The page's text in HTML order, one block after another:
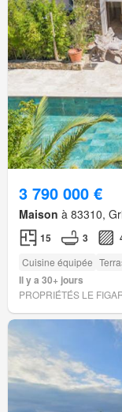
3 790 000 €
Maison à 83310,
15 3
Cuisine équipée
Il y a 30+ jours
PROPRIÉTÉS LE